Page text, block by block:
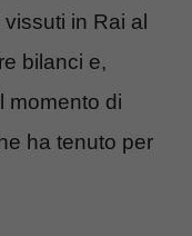
in Rai al
bilanci e,
momento di
ha tenuto per